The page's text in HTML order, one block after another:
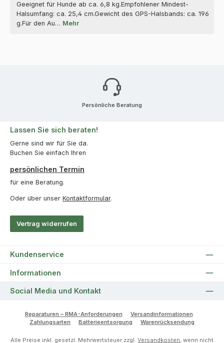
Geeignet für Hunde ab ca. 6,8 kg.Empfohlener Mindest-
Halsumfang: ca. 25,4 cm.Gewicht des GPS-Halsbands: ca. 196
g.Für den Au… Mehr
Persönliche Beratung
Lassen Sie sich beraten!
Gerne sind wir für Sie da.
Buchen Sie einfach Ihren
persönlichen Termin
für eine Beratung.
Oder über unser Kontaktformular.
Vertrag widerrufen
Kundenservice
Informationen
Social Media und Kontakt
Reparaturen – RMA-Anforderungen
Versandinformationen
Zahlungsarten
Batterieentsorgung Warenrücksendung
Alle Preise inkl. gesetzl. Mehrwertsteuer zzgl. Versandkosten, wenn nicht